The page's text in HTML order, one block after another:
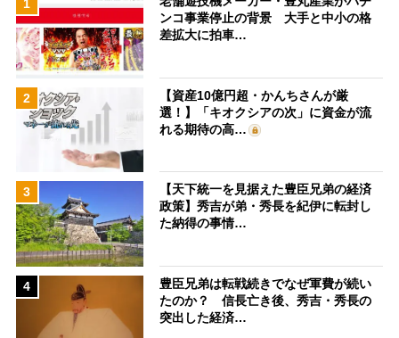
1
ンコ事業停止の背景 大手と中小の格
差拡大に拍車…
2
【資産10億円超・かんちさんが厳
選！】「キオクシアの次」に資金が流
れる期待の高…
3
【天下統一を見据えた豊臣兄弟の経済
政策】秀吉が弟・秀長を紀伊に転封し
た納得の事情…
4
豊臣兄弟は転戦続きでなぜ軍費が続い
たのか？ 信長亡き後、秀吉・秀長の
突出した経済…